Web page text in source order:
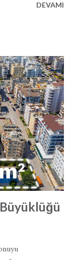
bir destek
Büyüme
değiştirici”
tasarımı
yalnızca 36
km bağlantı yolu,
140 km hıza
ötesinde
bir adım olarak
DEVAMI